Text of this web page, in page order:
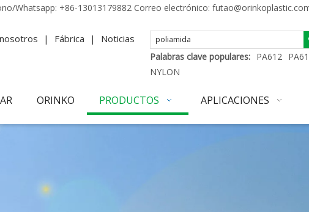
Whatsapp: +86-13013179882 Correo electrónico:
| Fábrica | Noticias
Palabras clave populares: PA612
NYLON
ORINKO PRODUCTOS APLICACIONES